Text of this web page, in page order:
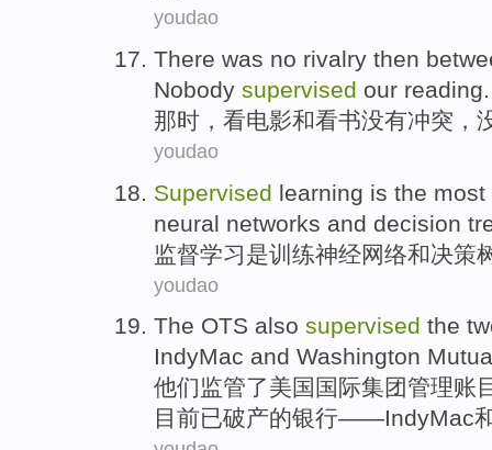
youdao
There was no rivalry then
Nobody supervised our reading.
那时 ， 看电影和看书没有冲突，
youdao
Supervised learning is the most
neural networks and decision
监督学习是训练神经网络和决策
youdao
The OTS also supervised the
IndyMac and Washington
他们监管了美国 国际集团管理账
目前已破产的银行——IndyMac